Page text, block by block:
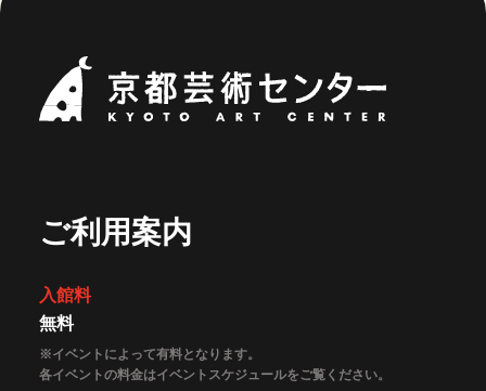
ご利用案内
入館料
無料
※イベントによって有料となります。
各イベントの料金はイベントスケジュールをご覧ください。